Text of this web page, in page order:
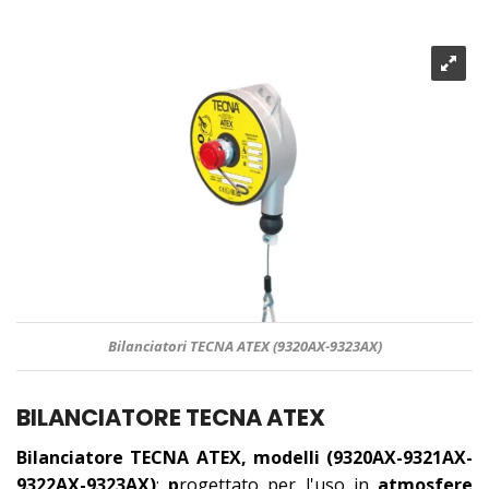
Bilanciatori TECNA ATEX (9320AX-9323AX)
BILANCIATORE TECNA ATEX
Bilanciatore TECNA ATEX, modelli (9320AX-9321AX-